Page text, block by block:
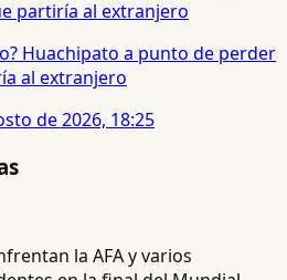
Huachipato a punto de perder
al extranjero
de 2026, 18:25